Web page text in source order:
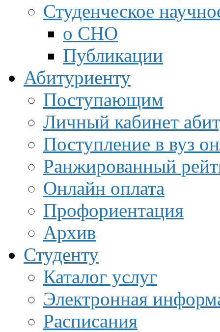
Студенческое
о СНО
Публикации
Абитуриенту
Поступающим
Личный кабинет
Поступление в вуз
Ранжированный
Онлайн оплата
Профориентация
Архив
Студенту
Каталог услуг
Электронная
Расписания